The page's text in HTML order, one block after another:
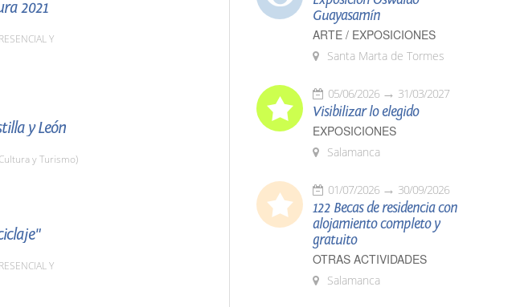
2021
Y
y León
y Turismo)
Y
Guayasamín
ARTE / EXPOSICIONES
Santa Marta de Tormes
05/06/2026 31/03/2027
Visibilizar lo elegido
EXPOSICIONES
Salamanca
01/07/2026 30/09/2026
122 Becas de residencia con
alojamiento completo y
gratuito
OTRAS ACTIVIDADES
Salamanca